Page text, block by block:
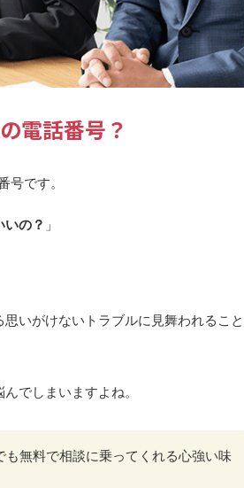
電話番号？
号です。
の？ 」
いがけないトラブルに見舞われること
でしまいますよね。
無料で相談に乗ってくれる心強い味